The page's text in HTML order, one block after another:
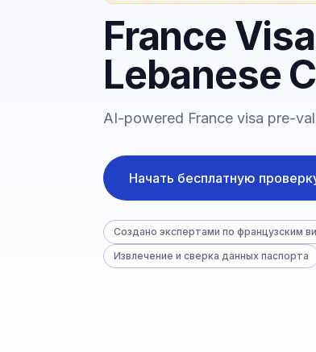
France
Lebanese
AI-powered France visa pre-
Начать бесплатную
Создано экспертами по французским
Извлечение и сверка данных паспорта